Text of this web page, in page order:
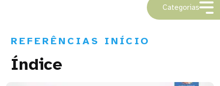
Categorias
REFERÊNCIAS INÍCIO
Índice